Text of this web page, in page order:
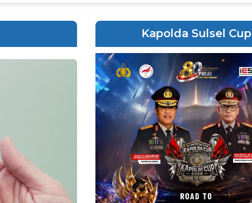
STEAM Olympiad 2026Kapolda Sulsel Cup